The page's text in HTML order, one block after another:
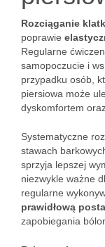
Rozciąganie
poprawie
Regularne
samopoczucie i
przypadku osób,
piersiowa może
dyskomfortem
Systematyczne
stawach
sprzyja lepszej
niezwykle ważne
regularne
prawidłową
zapobiegania